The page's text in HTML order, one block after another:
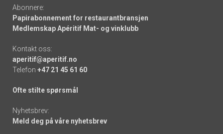
Abonnere:
Papirabonnement for restaurantbransjen
Medlemskap Apéritif Mat- og vinklubb
Kontakt oss:
aperitif@aperitif.no
Telefon +47 21 45 61 60
Ofte stilte spørsmål
Nyhetsbrev:
Meld deg på våre nyhetsbrev